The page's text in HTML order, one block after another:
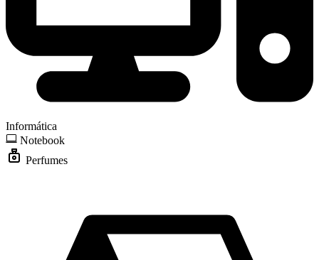
Informática
Notebook
Perfumes